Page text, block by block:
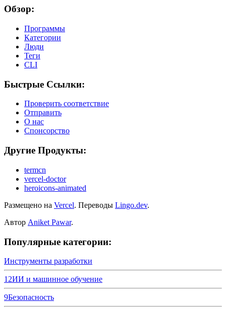
Обзор:
Программы
Категории
Люди
Теги
CLI
Быстрые Ссылки:
Проверить соответствие
Отправить
О нас
Спонсорство
Другие Продукты:
termcn
vercel-doctor
heroicons-animated
Размещено на Vercel. Переводы Lingo.dev.
Автор Aniket Pawar.
Популярные категории:
Инструменты разработки
12ИИ и машинное обучение
9Безопасность